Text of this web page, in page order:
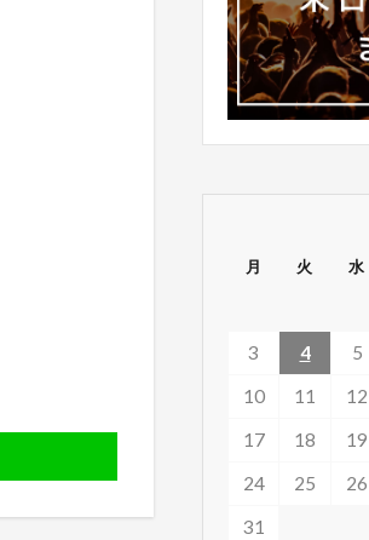
月 火 水
3
4 5
10
11 12
17
18 19
24
25 26
31